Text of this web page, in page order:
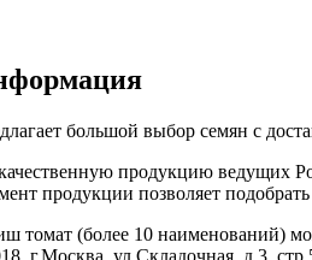
большой выбор семян с
продукцию ведущих
продукции позволяет подобрать
томат (более 10 наименований)
г.Москва, ул.Складочная, д.3, стр